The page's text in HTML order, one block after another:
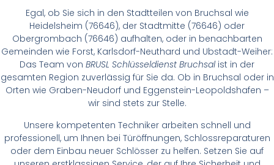
Egal, ob Sie sich in den Stadtteilen von Bruchsal wie
Heidelsheim (76646), der Stadtmitte (76646) oder
Obergrombach (76646) aufhalten, oder in benachbarten
Gemeinden wie Forst, Karlsdorf-Neuthard und Ubstadt-Weiher:
Das Team von BRUSL Schlüsseldienst Bruchsalist in der
gesamten Region zuverlässig für Sie da. Ob in Bruchsal oder in
Orten wie Graben-Neudorf und Eggenstein-Leopoldshafen –
wir sind stets zur Stelle.
Unsere kompetenten Techniker arbeiten schnell und
professionell, um Ihnen bei Türöffnungen, Schlossreparaturen
oder dem Einbau neuer Schlösser zu helfen. Setzen Sie auf